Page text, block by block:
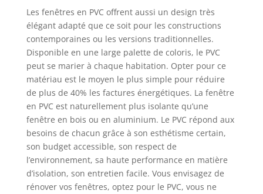
Les fenêtres en PVC offrent aussi un design très
élégant adapté que ce soit pour les constructions
contemporaines ou les versions traditionnelles.
Disponible en une large palette de coloris, le PVC
peut se marier à chaque habitation. Opter pour ce
matériau est le moyen le plus simple pour réduire
de plus de 40% les factures énergétiques. La fenêtre
en PVC est naturellement plus isolante qu’une
fenêtre en bois ou en aluminium. Le PVC répond aux
besoins de chacun grâce à son esthétisme certain,
son budget accessible, son respect de
l’environnement, sa haute performance en matière
d’isolation, son entretien facile. Vous envisagez de
rénover vos fenêtres, optez pour le PVC, vous ne